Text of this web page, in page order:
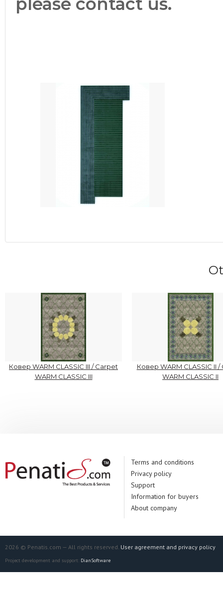
Ковер WARM CLASSIC III / Carpet
WARM CLASSIC III
Ковер WARM CLASSIC II
WARM CLASSIC II
Terms and conditions
Privacy policy
Support
Information for buyers
About company
2026 © Penatis.com — All rights reserved. User agreement and privacy policy
Project development and support: DianSoftware